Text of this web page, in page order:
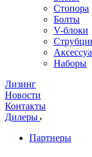
Стопора
Болты
V-блоки
Наборы
Лизинг
Новости
Контакты
Дилеры
Партнеры